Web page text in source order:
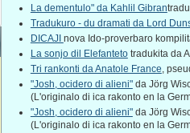
La dementulo" da Kahlil Gibran
Tradukuro - du dramati da Lord
DICAJI nova Ido-proverbaro
La sonjo dil Elefantetotradukita da
Tri rankonti da Anatole France ,
"Josh, ocidero di alieni"da Jörg
(L'originalo di ica rakonto en la
"Josh, ocidero di alieni"da Jörg
(L'originalo di ica rakonto en la